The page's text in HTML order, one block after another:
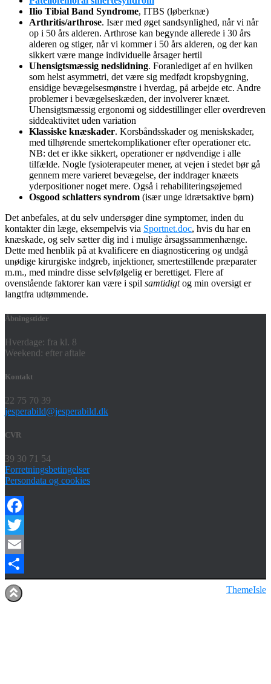
Ilio Tibial Band Syndrome, ITBS (løberknæ)
Arthritis/arthrose. Især med øget sandsynlighed, når vi når
op i 50 års alderen. Arthrose kan begynde allerede i 30 års
alderen og stiger, når vi kommer i 50 års alderen, og der kan
sikkert være mange individuelle årsager hertil
Uhensigtsmæssig nedslidning. Foranlediget af en hvilken
som helst asymmetri, det være sig medfødt kropsbygning,
ensidige bevægelsesmønstre i hverdag, på arbejde etc. Andre
problemer i bevægelseskæden, der involverer knæet.
Uhensigtsmæssig ergonomi og siddestillinger eller overdreven
siddeaktivitet uden variation
Klassiske knæskader. Korsbåndsskader og meniskskader,
med tilhørende smertekomplikationer efter operationer etc.
NB: det er ikke sikkert, operationer er nødvendige i alle
tilfælde. Nogle fysioterapeuter mener, at vejen i stedet bør gå
gennem mere varieret bevægelse, der inddrager knæets
yderpositioner noget mere. Også i rehabiliteringsøjemed
Osgood schlatters syndrom (især unge idrætsaktive børn)
Det anbefales, at du selv undersøger dine symptomer, inden du
kontakter din læge, eksempelvis via Sportnet.doc, hvis du har en
knæskade, og selv sætter dig ind i mulige årsagssammenhænge.
Dette med henblik på at kvalificere en diagnosticering og undgå
unødige kirurgiske indgreb, injektioner, smertestillende præparater
m.m., med mindre disse selvfølgelig er berettiget. Flere af
ovenstående faktorer kan være i spil samtidigtog min oversigt er
langtfra udtømmende.
Åbningstider
Hverdage: fra kl. 8
Weekend: efter aftale
Kontakt
22 75 70 39
jesperabild@jesperabild.dk
CVR
39 30 71 54
Forretningsbetingelser
Persondata og cookies
Facebook
Twitter
Email
Share
ThemeIsle